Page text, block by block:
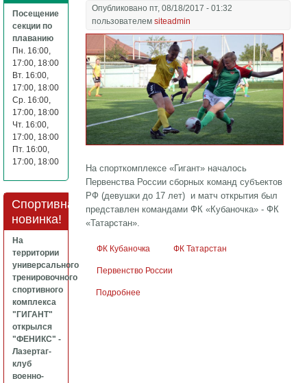
Опубликовано пт, 08/18/2017 - 01:32
пользователемsiteadmin
На спорткомплексе «Гигант» началось
Первенства России сборных команд субъектов
РФ (девушки до 17 лет) и матч открытия был
представлен командами ФК «Кубаночка» - ФК
«Татарстан».
ФК Кубаночка ФК Татарстан
Первенство России
Подробнее
Посещение
секции по
плаванию
Пн. 16:00,
17:00, 18:00
Вт. 16:00,
17:00, 18:00
Ср. 16:00,
17:00, 18:00
Чт. 16:00,
17:00, 18:00
Пт. 16:00,
17:00, 18:00
Спортивная
новинка!
На
территории
универсального
тренировочного
спортивного
комплекса
"ГИГАНТ"
открылся
"ФЕНИКС" -
Лазертаг-
клуб
военно-